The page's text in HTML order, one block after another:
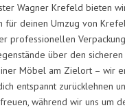
Wagner Krefeld bieten
für deinen Umzug von
professionellen
über den
Möbel am Zielort – wir
entspannt zurücklehnen
während wir uns um